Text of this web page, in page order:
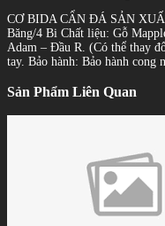
CƠ BIDA CẨN ĐÁ SẢN
Băng/4 Bi Chất liệu: Gỗ
Adam – Đầu R. (Có thể thay
tay. Bảo hành: Bảo hành cong
Sản Phẩm Liên Quan